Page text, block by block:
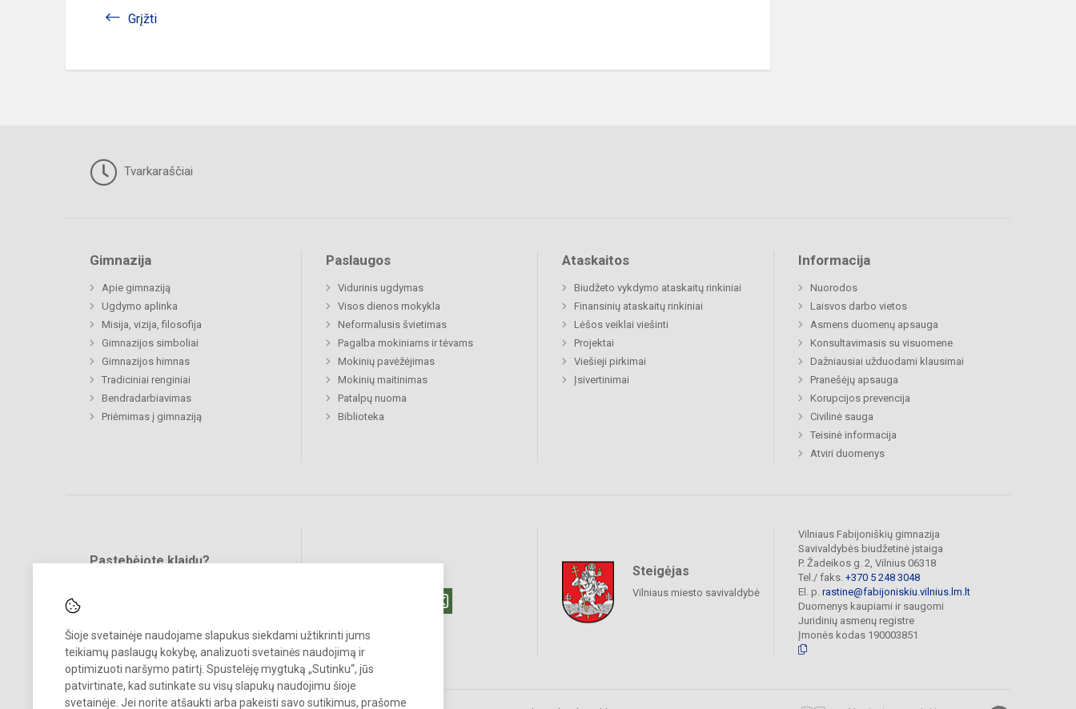
Šioje svetainėje naudojame slapukus siekdami užtikrinti jums
teikiamų paslaugų kokybę, analizuoti svetainės naudojimą ir
optimizuoti naršymo patirtį. Spustelėję mygtuką „Sutinku“, jūs
patvirtinate, kad sutinkate su visų slapukų naudojimu šioje
svetainėje. Jei norite atšaukti arba pakeisti savo sutikimus, prašome
Grįžti
Tvarkaraščiai
Gimnazija
Apie gimnaziją
Ugdymo aplinka
Misija, vizija, filosofija
Gimnazijos simboliai
Gimnazijos himnas
Tradiciniai renginiai
Bendradarbiavimas
Priėmimas į gimnaziją
Paslaugos
Vidurinis ugdymas
Visos dienos mokykla
Neformalusis švietimas
Pagalba mokiniams ir tėvams
Mokinių pavėžėjimas
Mokinių maitinimas
Patalpų nuoma
Biblioteka
Ataskaitos
Biudžeto vykdymo ataskaitų rinkiniai
Finansinių ataskaitų rinkiniai
Lėšos veiklai viešinti
Projektai
Viešieji pirkimai
Įsivertinimai
Informacija
Nuorodos
Laisvos darbo vietos
Asmens duomenų apsauga
Konsultavimasis su visuomene
Dažniausiai užduodami klausimai
Pranešėjų apsauga
Korupcijos prevencija
Civilinė sauga
Teisinė informacija
Atviri duomenys
Pastebėjote klaidų?
Steigėjas
Vilniaus miesto savivaldybė
Vilniaus Fabijoniškių gimnazija
Savivaldybės biudžetinė įstaiga
P. Žadeikos g. 2, Vilnius 06318
Tel./ faks. +370 5 248 3048
El. p. rastine@fabijoniskiu.vilnius.lm.lt
Duomenys kaupiami ir saugomi
Juridinių asmenų registre
Įmonės kodas 190003851